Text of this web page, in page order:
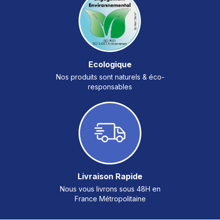
Ecologique
Nos produits sont naturels & éco-
responsables
Livraison Rapide
Nous vous livrons sous 48H en
France Métropolitaine